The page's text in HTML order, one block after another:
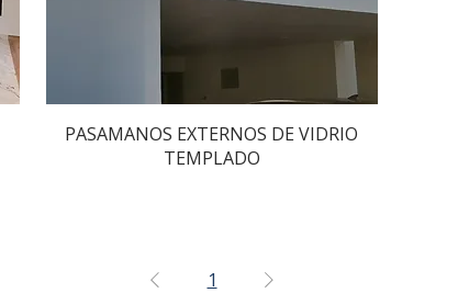
Vista rápida
PASAMANOS EXTERNOS DE VIDRIO
TEMPLADO
1